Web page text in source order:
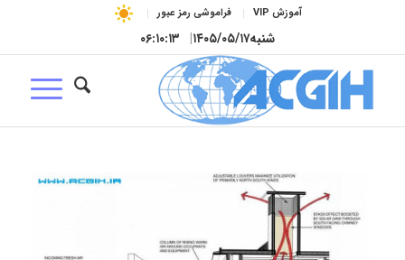
آموزش VIP فراموشی رمز عبور
شنبه۱۴۰۵/۰۵/۱۷| ۰۶:۱۰:۱۴